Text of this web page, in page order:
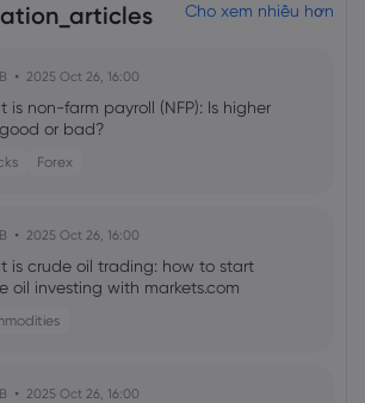
Cho xem nhiều hơn
2025 Oct 26, 16:00
is non-farm payroll (NFP): Is higher
good or bad?
Forex
2025 Oct 26, 16:00
is crude oil trading: how to start
oil investing with markets.com
2025 Oct 26, 16:00